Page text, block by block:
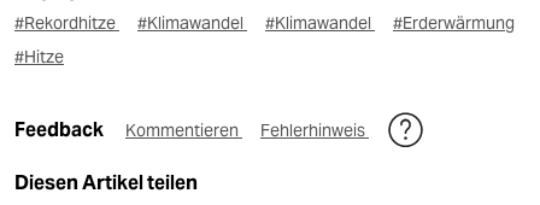
#Rekordhitze #Klimawandel #Klimawandel
#Erderwärmung
#Hitze
Feedback Kommentieren Fehlerhinweis
Diesen Artikel teilen